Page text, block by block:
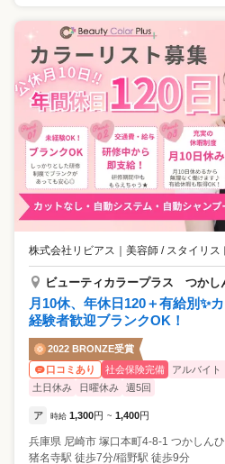
株式会社リビアス 美容師 / スタイリス
ビューティカラープラス つかし
月10休、年休日120＋有給別✨
経験者歓迎ブランクOK！
2022 BRONZE受賞
口コミあり
社会保険完備 アルバイト
土日休み
日曜休み 週5回
ア 時給 1,300円 ~ 1,400円
兵庫県 尼崎市 塚口本町4-8-1 つかしん
猪名寺駅 徒歩7分/稲野駅 徒歩9分